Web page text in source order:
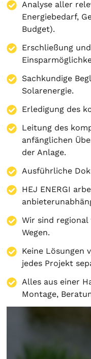
Analyse aller
Energiebedarf,
Budget).
Erschließung
Sachkundige
Solarenergie.
Erledigung des
Leitung des
anfänglichen
der Anlage.
Ausführliche
HEJ ENERGI
Wir sind
Wegen.
Keine Lösungen
jedes Projekt
Alles aus einer
Montage,